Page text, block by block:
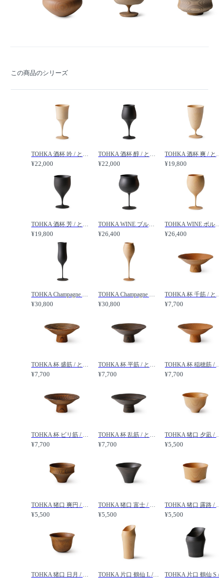
この商品のシリーズ
¥22,000 ¥22,000 ¥19,800
¥19,800
TOHKA WINE ブルゴーニュ / とうか ワイン ブルゴーニュ /
¥26,400 ¥26,400
¥30,800 ¥30,800 ¥7,700
¥7,700 ¥7,700 ¥7,700
¥7,700 ¥7,700 ¥5,500
¥5,500 ¥5,500 ¥5,500
TOHKA 猪口 日月 / とうか 猪口 日月 / TOHKA 片口 鶴仙 L / とうか 片口 鶴仙 L /